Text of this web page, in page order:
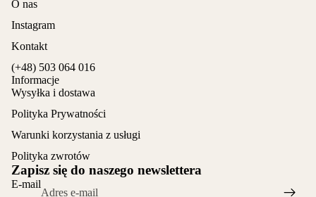
O nas
Instagram
Kontakt
(+48) 503 064 016
Informacje
Wysyłka i dostawa
Polityka Prywatności
Warunki korzystania z usługi
Polityka zwrotów
Zapisz się do naszego newslettera
E-mail